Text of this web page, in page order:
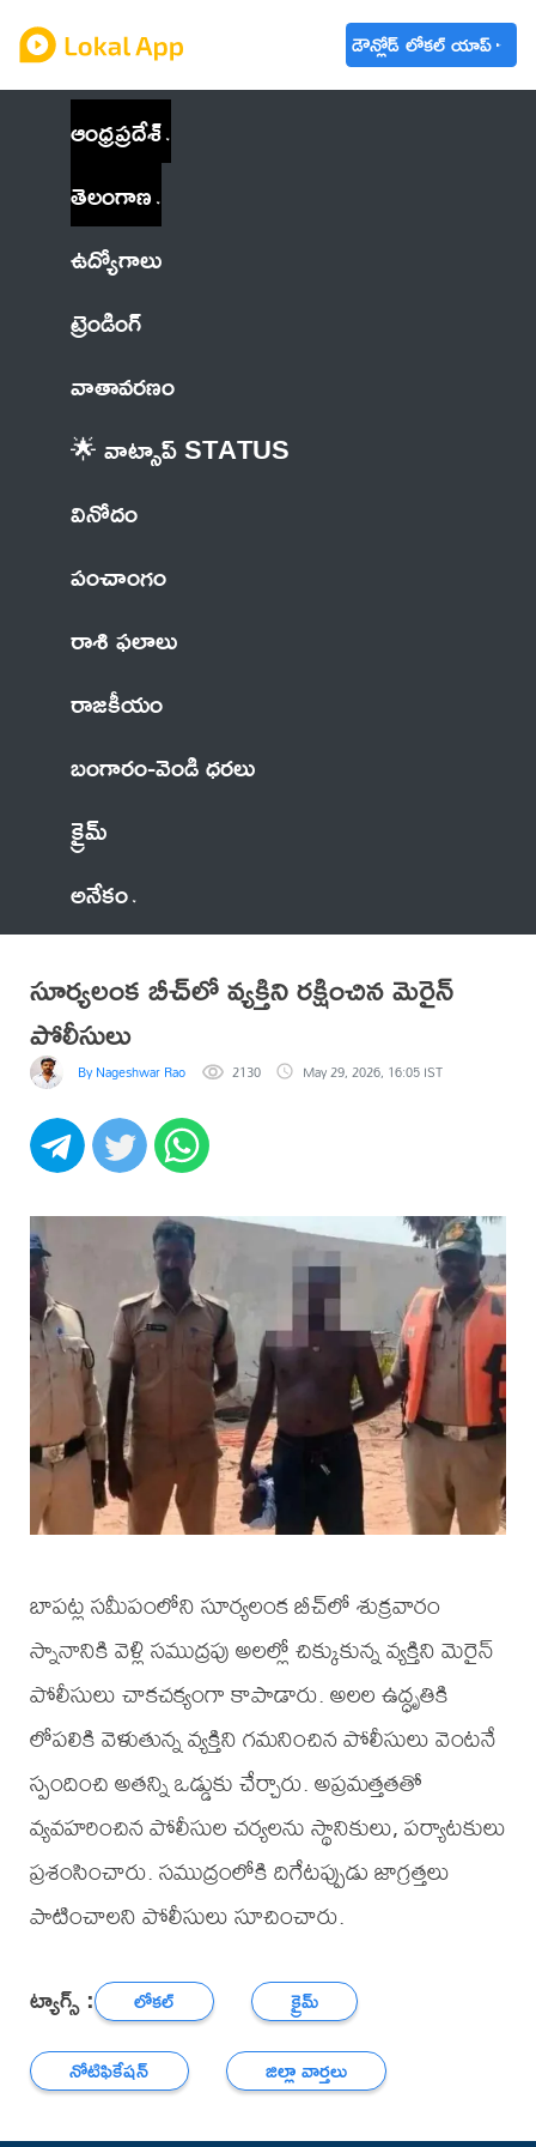
డౌన్లోడ్ లోకల్ యాప్
ఆంధ్రప్రదేశ్
తెలంగాణ
ఉద్యోగాలు
ట్రెండింగ్
వాతావరణం
🌟 వాట్సాప్ STATUS
వినోదం
పంచాంగం
రాశి ఫలాలు
రాజకీయం
బంగారం-వెండి ధరలు
క్రైమ్
అనేకం
సూర్యలంక బీచ్‌లో వ్యక్తిని రక్షించిన మెరైన్
పోలీసులు
By Nageshwar Rao 2130 May 29, 2026, 16:05 IST
బాపట్ల సమీపంలోని సూర్యలంక బీచ్‌లో శుక్రవారం
స్నానానికి వెళ్లి సముద్రపు అలల్లో చిక్కుకున్న వ్యక్తిని మెరైన్
పోలీసులు చాకచక్యంగా కాపాడారు. అలల ఉద్ధృతికి
లోపలికి వెళుతున్న వ్యక్తిని గమనించిన పోలీసులు వెంటనే
స్పందించి అతన్ని ఒడ్డుకు చేర్చారు. అప్రమత్తతతో
వ్యవహరించిన పోలీసుల చర్యలను స్థానికులు, పర్యాటకులు
ప్రశంసించారు. సముద్రంలోకి దిగేటప్పుడు జాగ్రత్తలు
పాటించాలని పోలీసులు సూచించారు.
ట్యాగ్స్ : లోకల్
క్రైమ్
నోటిఫికేషన్
జిల్లా వార్తలు